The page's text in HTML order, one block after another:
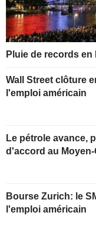
Pluie de records en
Wall Street clôture
l'emploi américain
Le pétrole avance,
d'accord au
Bourse Zurich: le
l'emploi américain